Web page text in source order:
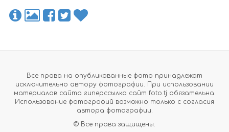
Все права на опубликованные фото принадлежат
исключительно автору фотографии. При использовании
материалов сайта гиперссылка сайт foto.tj обязательна.
Использование фотографий возможно только с согласия
автора фотографии.
© Все права защищены.